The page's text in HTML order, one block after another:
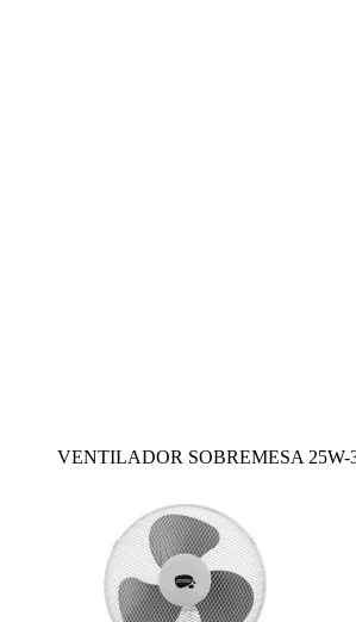
VENTILADOR SOBREMESA 25W-